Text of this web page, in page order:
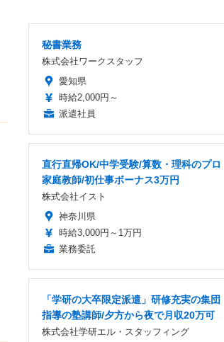
秘書業務
株式会社ワークスタッフ
愛知県
時給2,000円～
派遣社員
直行直帰OK/中学受験/算数・理科のプロ
家庭教師/初仕事ボーナス3万円
株式会社イスト
神奈川県
時給3,000円～1万円
業務委託
「学研の大卒限定派遣」研修充実の集団
指導の塾講師/夕方から夜で月収20万可
株式会社学研エル・スタッフィング